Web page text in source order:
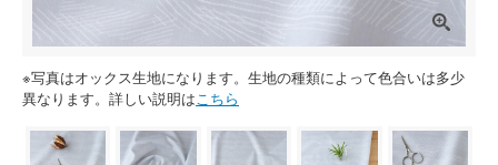
※写真はオックス生地になります。生地の種類によって色合いは多少
異なります。詳しい説明はこちら